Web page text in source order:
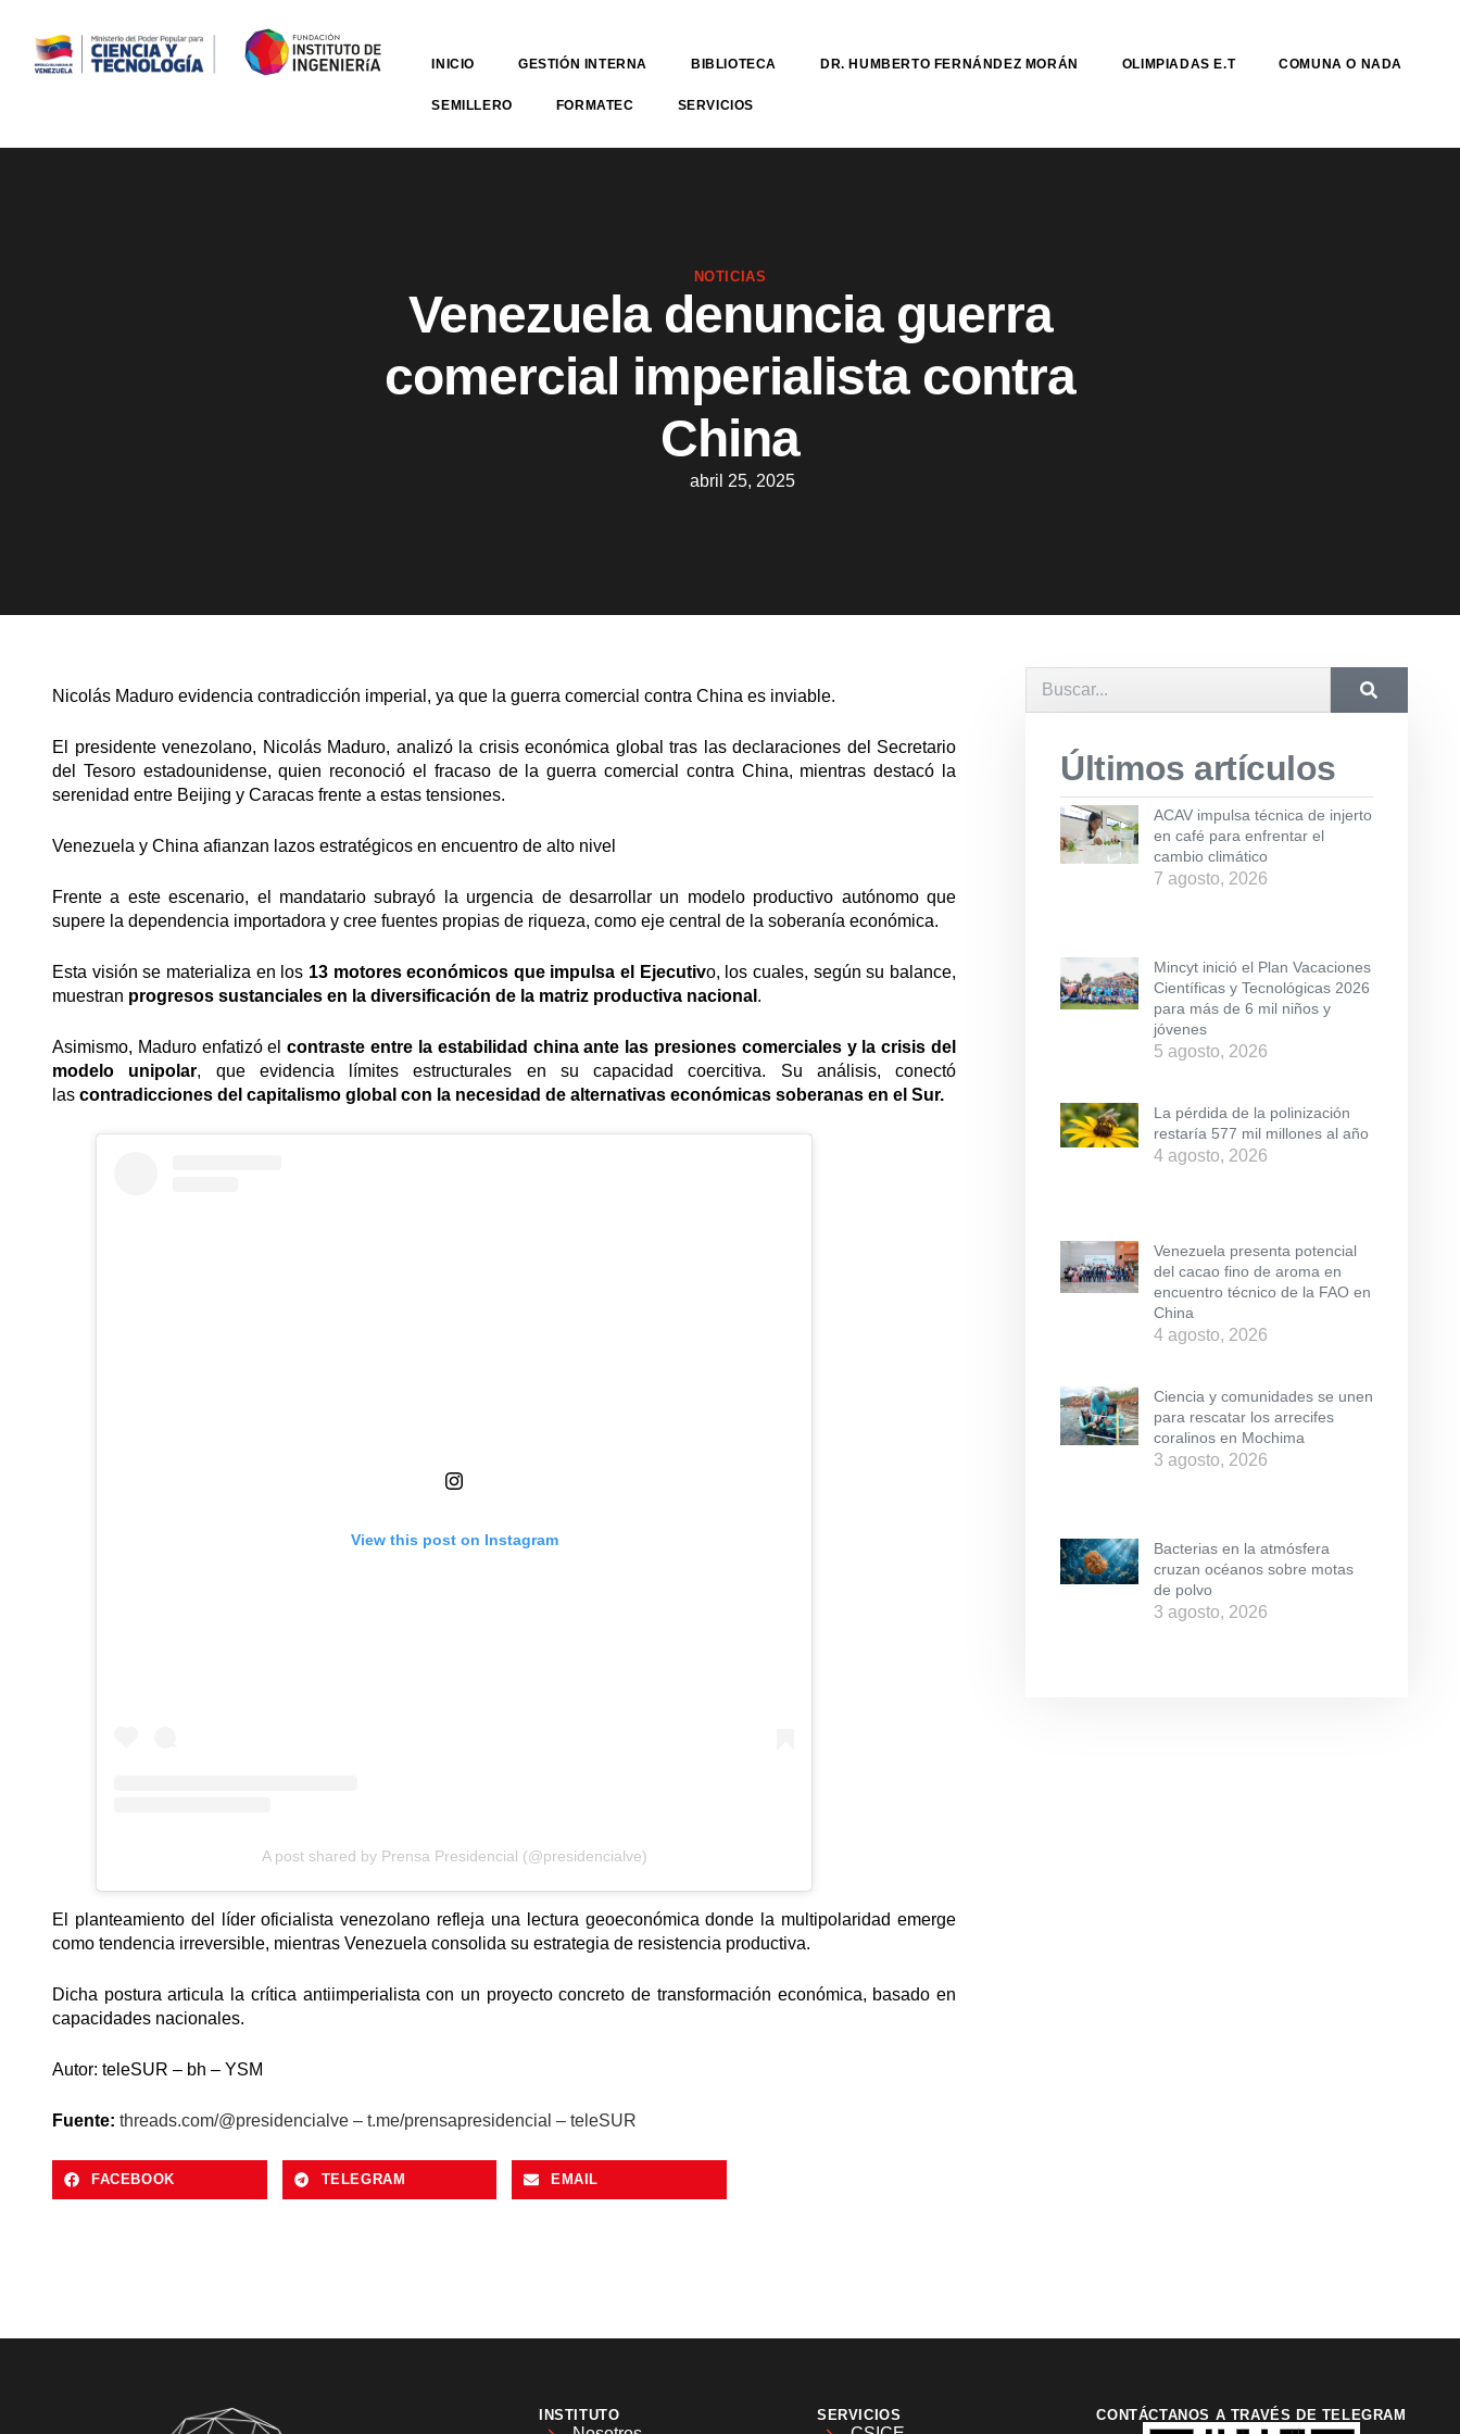
INICIO GESTIÓN INTERNA BIBLIOTECA DR. HUMBERTO FERNÁNDEZ MORÁN OLIMPIADAS E.T COMUNA O NADA
SEMILLERO FORMATEC SERVICIOS
NOTICIAS
Venezuela denuncia guerra
comercial imperialista contra
China
abril 25, 2025
Nicolás Maduro evidencia contradicción imperial, ya que la guerra comercial contra China es inviable.
El presidente venezolano, Nicolás Maduro, analizó la crisis económica global tras las declaraciones del Secretario
del Tesoro estadounidense, quien reconoció el fracaso de la guerra comercial contra China, mientras destacó la
serenidad entre Beijing y Caracas frente a estas tensiones.
Venezuela y China afianzan lazos estratégicos en encuentro de alto nivel
Frente a este escenario, el mandatario subrayó la urgencia de desarrollar un modelo productivo autónomo que
supere la dependencia importadora y cree fuentes propias de riqueza, como eje central de la soberanía económica.
Esta visión se materializa en los 13 motores económicos que impulsa el Ejecutivo, los cuales, según su balance,
muestran progresos sustanciales en la diversificación de la matriz productiva nacional .
Asimismo, Maduro enfatizó el contraste entre la estabilidad china ante las presiones comerciales y la crisis del
modelo unipolar, que evidencia límites estructurales en su capacidad coercitiva. Su análisis, conectó
las contradicciones del capitalismo global con la necesidad de alternativas económicas soberanas en el Sur.
View this post on Instagram
A post shared by Prensa Presidencial (@presidencialve)
El planteamiento del líder oficialista venezolano refleja una lectura geoeconómica donde la multipolaridad emerge
como tendencia irreversible, mientras Venezuela consolida su estrategia de resistencia productiva.
Dicha postura articula la crítica antiimperialista con un proyecto concreto de transformación económica, basado en
capacidades nacionales.
Autor: teleSUR – bh – YSM
Fuente: threads.com/@presidencialve – t.me/prensapresidencial – teleSUR
FACEBOOK TELEGRAM EMAIL
Últimos artículos
ACAV impulsa técnica de injerto
en café para enfrentar el
cambio climático
7 agosto, 2026
Mincyt inició el Plan Vacaciones
Científicas y Tecnológicas 2026
para más de 6 mil niños y
jóvenes
5 agosto, 2026
La pérdida de la polinización
restaría 577 mil millones al año
4 agosto, 2026
Venezuela presenta potencial
del cacao fino de aroma en
encuentro técnico de la FAO en
China
4 agosto, 2026
Ciencia y comunidades se unen
para rescatar los arrecifes
coralinos en Mochima
3 agosto, 2026
Bacterias en la atmósfera
cruzan océanos sobre motas
de polvo
3 agosto, 2026
INSTITUTO SERVICIOS CONTÁCTANOS A TRAVÉS DE TELEGRAM